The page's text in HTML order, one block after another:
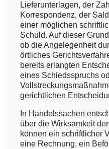
Lieferunterlagen, der
Korrespondenz, der
einer möglichen
Schuld. Auf dieser
ob die Angelegenheit
örtliches
bereits erlangten
eines Schiedsspruchs
gerichtlichen
In Handelssachen
über die Wirksamkeit
können ein schriftlicher
eine Rechnung, ein